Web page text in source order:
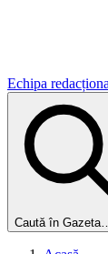
Echipa
Caută în